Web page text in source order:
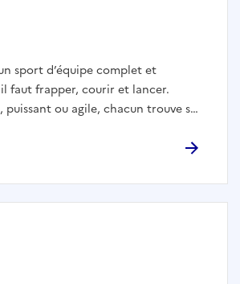
sport d’équipe complet et
faut frapper, courir et lancer.
ou agile, chacun trouve sa
que collectif. Alors toi aussi, prends-